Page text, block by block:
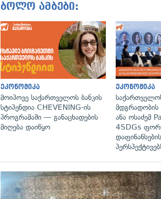
ბოლო ამბები:
ეკონომიკა
მოიპოვე საქართველოს ბანკის
სტიპენდია CHEVENING-ის
პროგრამაში — განაცხადების
მიღება დაიწყო
ეკონომიკა
მდგრადობის
ანა ოსაძემ
4SDGs